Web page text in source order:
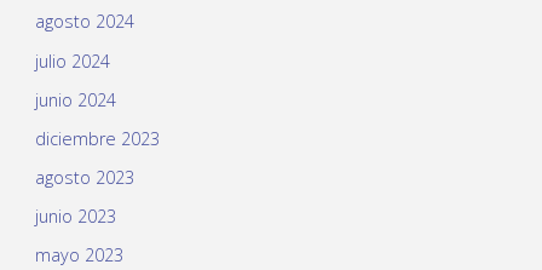
agosto 2024
julio 2024
junio 2024
diciembre 2023
agosto 2023
junio 2023
mayo 2023